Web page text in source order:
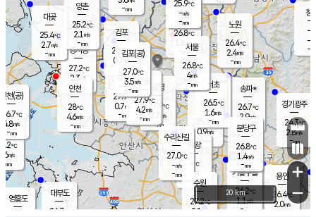
의도
℃
m/s
mm
영흥도
과천
25.3℃
0.9m/s
- mm
용인
26.4℃
2.0m/s
경기광주
24.3℃
2.8m/s
-mm
대부도
26.7
경서동
27.2℃
2.3 m/s
-mm
-mm
대곶
25.4℃
2.7m/s
-mm
창
-
-m/
-
의왕
- ℃
m/s
mm
김포
26.6℃
0.7 m/s
mm
광명
27.9 ℃
2.7 m/s
-mm
부천
27.9℃
0.7m/s
-mm
양촌
25.2℃
2.1 m/s
-mm
구로
27.9℃
4.2m/s
-mm
은평
26.8℃
1.8 m/s
- mm
노원
26.4℃
2.4m/s
-mm
송파*
26.7℃
2.9m/s
-mm
서초
26.5℃
1.6m/s
-mm
기흥구갈
26.2℃
1.1m/s
-
수리산길
27.0℃
-m/s
-mm
분당구
26.8℃
1.4m/s
-mm
25.9℃
-m/s
-mm
인천(공)
26.7℃
4.8m/s
-mm
김포(공)
27.0℃
3.5m/s
-mm
수원
27.2℃
2.1 m/s
인천
28℃
4.6m/s
-mm
서울
26.8℃
4m/s
-mm
+
−
20 km